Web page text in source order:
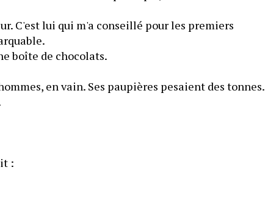
lui qui m'a conseillé pour les premiers
boîte de chocolats.
en vain. Ses paupières pesaient des tonnes.
: